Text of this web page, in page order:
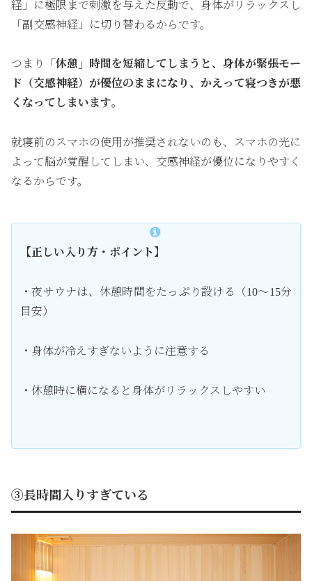
経」に極限まで刺激を与えた反動で、身体がリラックスし
「副交感神経」に切り替わるからです。
つまり
「休憩」時間を短縮してしまうと、身体が緊張モー
ド（交感神経）が優位のままになり、かえって寝つきが悪
くなってしまいます。
就寝前のスマホの使用が推奨されないのも、スマホの光に
よって脳が覚醒してしまい、交感神経が優位になりやすく
なるからです。
【正しい入り方・ポイント】
・夜サウナは、休憩時間をたっぷり設ける（10〜15分
目安）
・身体が冷えすぎないように注意する
・休憩時に横になると身体がリラックスしやすい
③長時間入りすぎている